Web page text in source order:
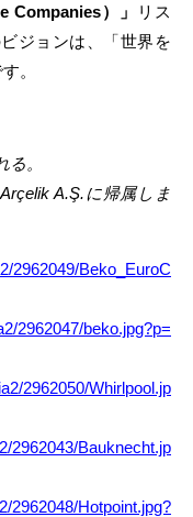
Companies）」
リス
ジョンは、「世界を
。
。
A.Ş.に帰属しま
2962049/Beko_EuroC
2962047/beko.jpg?p=
2962050/Whirlpool.jp
2962043/Bauknecht.jp
2962048/Hotpoint.jpg?